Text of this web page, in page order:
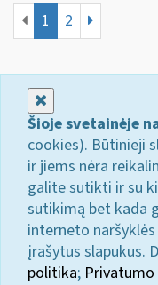
1 2
Šioje svetainėje
cookies). Būtinieji
ir jiems nėra
galite sutikti ir su
sutikimą bet kada
interneto
įrašytus slapukus.
politika;